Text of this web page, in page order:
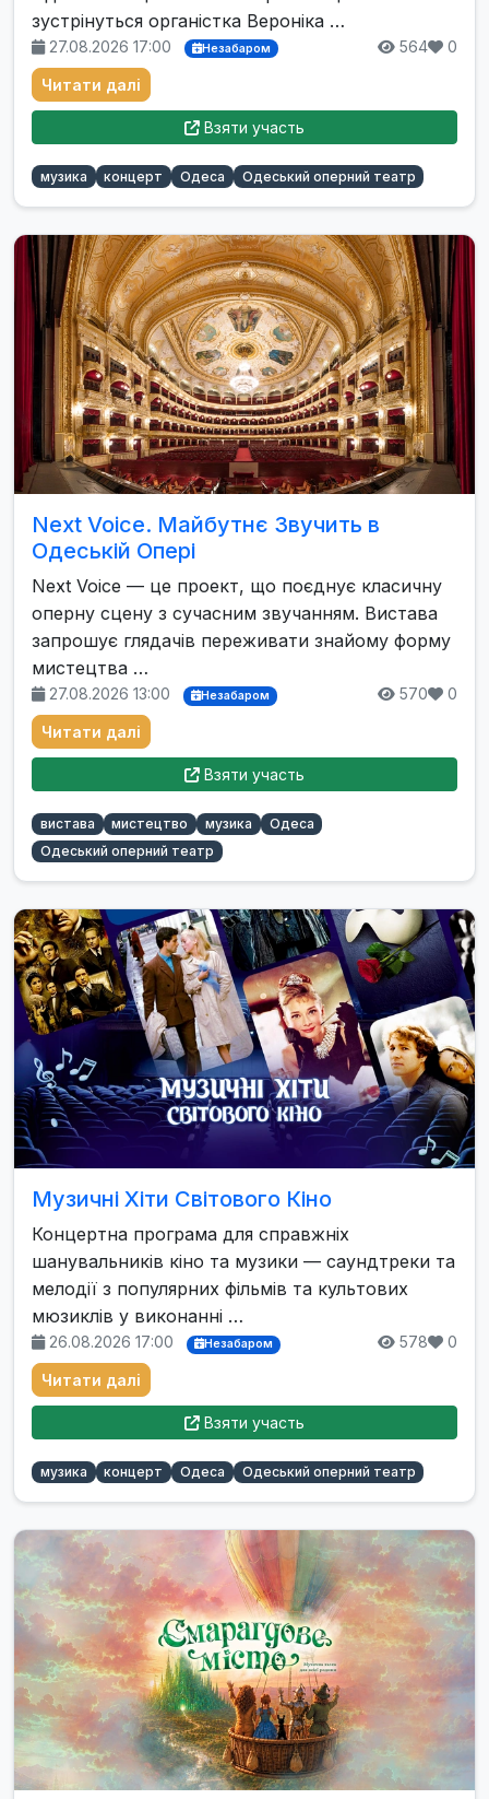
зустрінуться органістка Вероніка …
27.08.2026 17:00 Незабаром 564 0
Читати далі
Взяти участь
музика концерт Одеса Одеський оперний театр
Next Voice. Майбутнє Звучить в
Одеській Опері
Next Voice — це проект, що поєднує класичну
оперну сцену з сучасним звучанням. Вистава
запрошує глядачів переживати знайому форму
мистецтва …
27.08.2026 13:00 Незабаром 570 0
Читати далі
Взяти участь
вистава мистецтво музика
Одеса
Одеський оперний театр
Музичні Хіти Світового Кіно
Концертна програма для справжніх
шанувальників кіно та музики — саундтреки та
мелодії з популярних фільмів та культових
мюзиклів у виконанні …
26.08.2026 17:00 Незабаром 578 0
Читати далі
Взяти участь
музика концерт Одеса Одеський оперний театр